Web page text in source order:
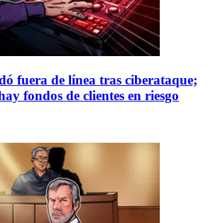
fuera de línea tras ciberataque;
fondos de clientes en riesgo